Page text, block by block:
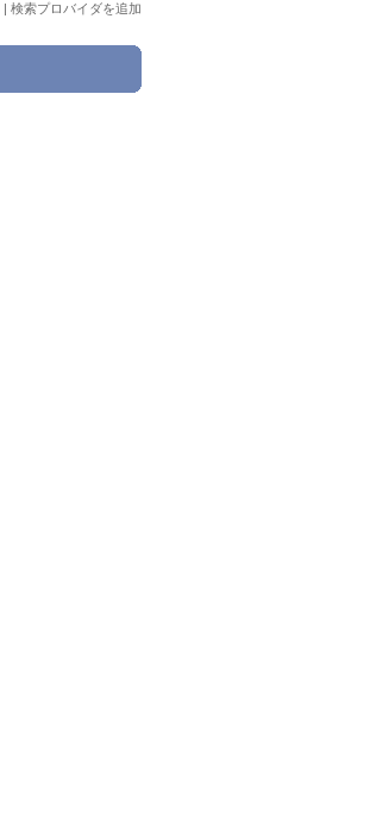
| 検索プロバイダを追加